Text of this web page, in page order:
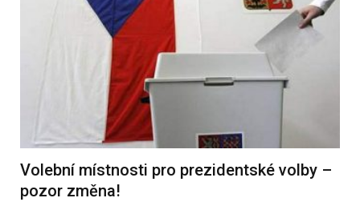
Volební místnosti pro prezidentské volby –
pozor změna!